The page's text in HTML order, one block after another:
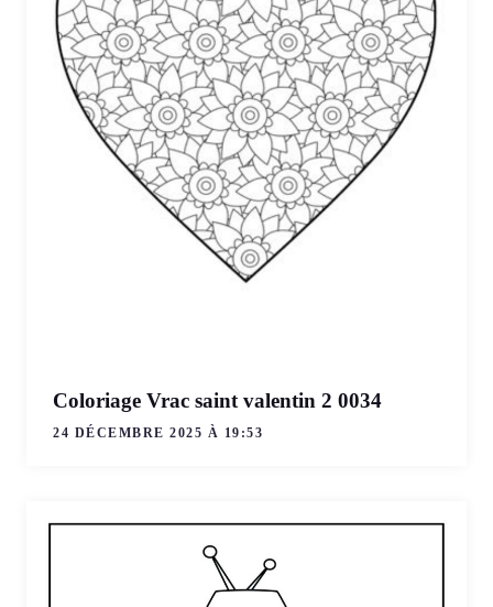
Coloriage Vrac saint valentin 2 0034
24 DÉCEMBRE 2025 À 19:53